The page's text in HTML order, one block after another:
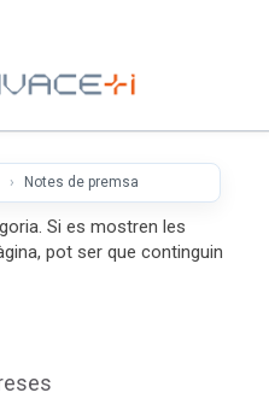
Notes de premsa
Si es mostren les
pot ser que continguin